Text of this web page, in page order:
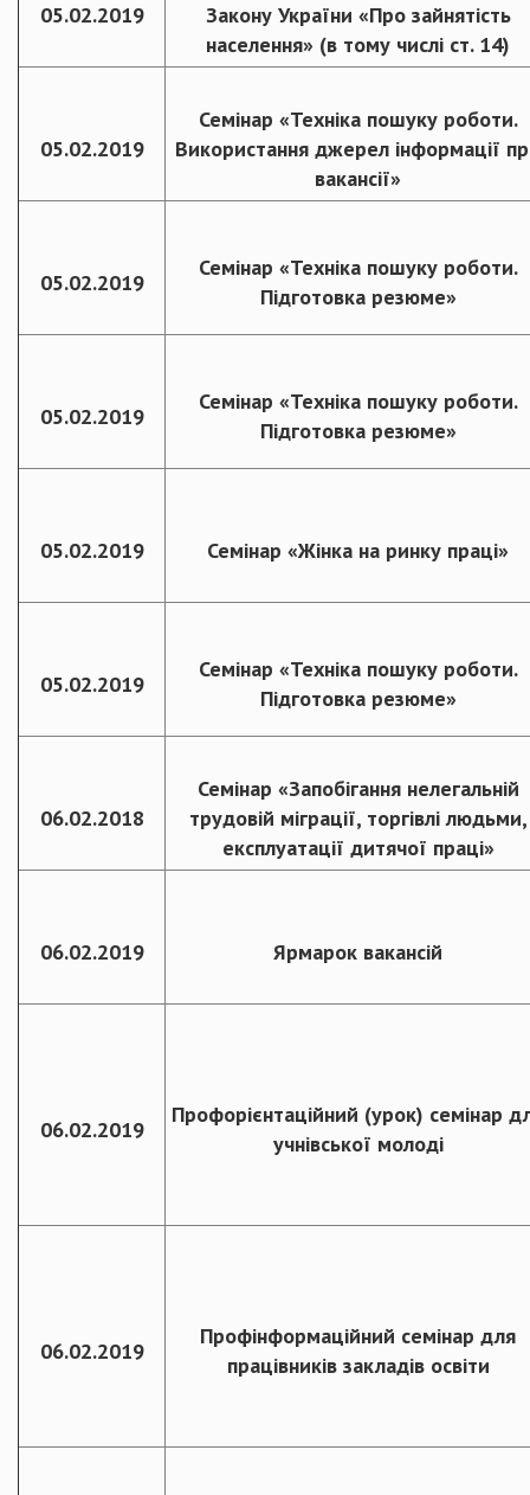
05.02.2019
Закону України «Про зайнятість
населення» (в тому числі ст. 14)
05.02.2019
Семінар «Техніка пошуку роботи.
Використання джерел інформації
вакансії»
05.02.2019
Семінар «Техніка пошуку роботи.
Підготовка резюме»
05.02.2019
Семінар «Техніка пошуку роботи.
Підготовка резюме»
05.02.2019 Семінар «Жінка на ринку праці»
05.02.2019
Семінар «Техніка пошуку роботи.
Підготовка резюме»
06.02.2018
Семінар «Запобігання нелегальній
трудовій міграції, торгівлі людьми,
експлуатації дитячої праці»
06.02.2019 Ярмарок вакансій
06.02.2019
Профорієнтаційний (урок) семінар
учнівської молоді
06.02.2019
Профінформаційний семінар для
працівників закладів освіти